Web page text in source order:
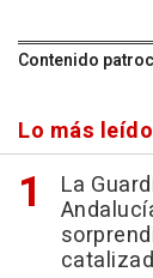
Contenido
Lo más
La